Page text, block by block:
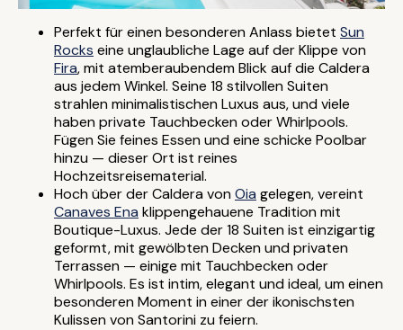
Perfekt für einen besonderen Anlass bietet Sun
Rocks eine unglaubliche Lage auf der Klippe von
Fira, mit atemberaubendem Blick auf die Caldera
aus jedem Winkel. Seine 18 stilvollen Suiten
strahlen minimalistischen Luxus aus, und viele
haben private Tauchbecken oder Whirlpools.
Fügen Sie feines Essen und eine schicke Poolbar
hinzu — dieser Ort ist reines
Hochzeitsreisematerial.
Hoch über der Caldera vonOia gelegen, vereint
Canaves Ena klippengehauene Tradition mit
Boutique-Luxus. Jede der 18 Suiten ist einzigartig
geformt, mit gewölbten Decken und privaten
Terrassen — einige mit Tauchbecken oder
Whirlpools. Es ist intim, elegant und ideal, um einen
besonderen Moment in einer der ikonischsten
Kulissen von Santorini zu feiern.